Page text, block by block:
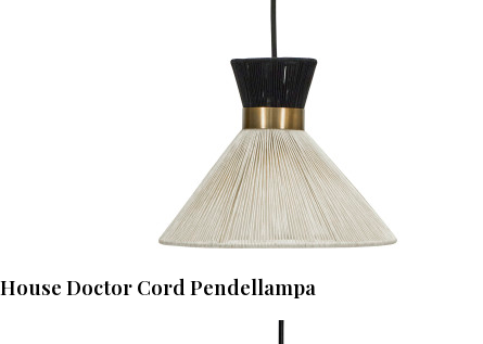
House Doctor Cord Pendellampa